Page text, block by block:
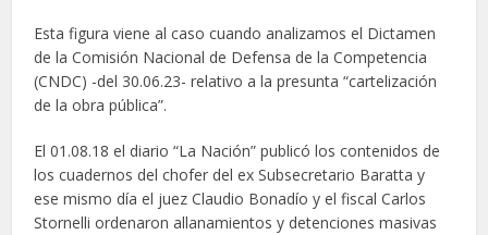
Esta figura viene al caso cuando analizamos el Dictamen
de la Comisión Nacional de Defensa de la Competencia
(CNDC) -del 30.06.23- relativo a la presunta “cartelización
de la obra pública”.
El 01.08.18 el diario “La Nación” publicó los contenidos de
los cuadernos del chofer del ex Subsecretario Baratta y
ese mismo día el juez Claudio Bonadío y el fiscal Carlos
Stornelli ordenaron allanamientos y detenciones masivas